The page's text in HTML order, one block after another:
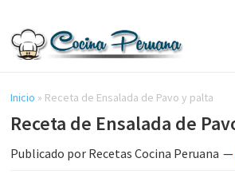
contenido
lateral
principal
Cocina
Peruana,
Recetas
de
Comida
Inicio » Receta de Ensalada de Pavo y palta
Receta de Ensalada de
Publicado por Recetas Cocina Peruana